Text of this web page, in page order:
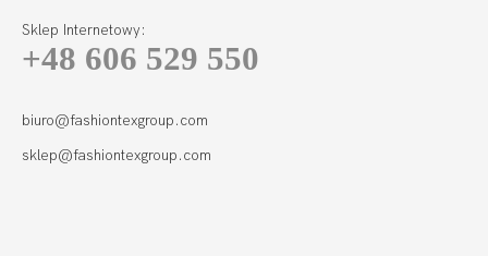
POLA HALF CUP
Sklep Internetowy:
+48 606 529 550
biuro@fashiontexgroup.com
sklep@fashiontexgroup.com